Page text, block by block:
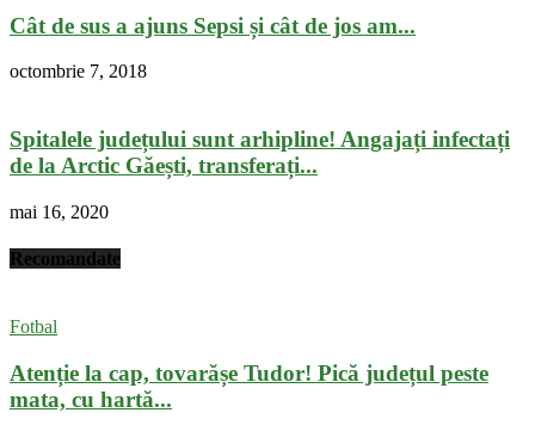
Cât de sus a ajuns Sepsi și cât de jos am...
octombrie 7, 2018
Spitalele județului sunt arhipline! Angajați infectați
de la Arctic Găești, transferați...
mai 16, 2020
Recomandate
Fotbal
Atenție la cap, tovarășe Tudor! Pică județul peste
mata, cu hartă...